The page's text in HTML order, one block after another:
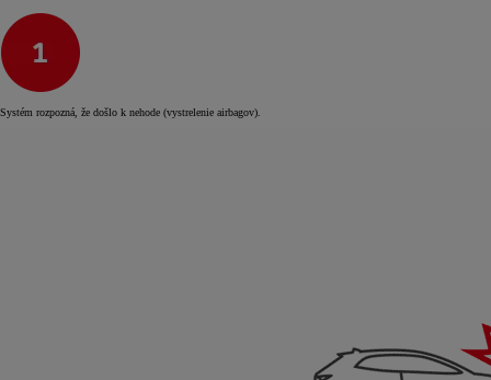
Systém rozpozná, že došlo k nehode (vystrelenie airbagov).